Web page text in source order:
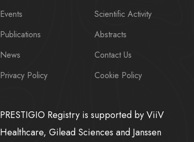
Events
Scientific Activity
Publications
Abstracts
News
Contact Us
Privacy Policy
Cookie Policy
PRESTIGIO Registry is supported by ViiV
Healthcare, Gilead Sciences and Janssen